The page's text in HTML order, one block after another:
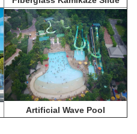
Artificial Wave Pool